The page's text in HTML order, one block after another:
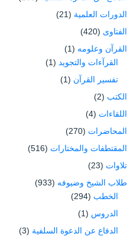
الدورات العلمية (21)
الفتاوى (420)
القرآن وعلومه (1)
القرآءات والتجويد (1)
تفسير القرآن (1)
الكتب (2)
اللقاءات (4)
المحاضرات (270)
المقتطفات والمختارات (516)
تلاوات (23)
طلاب الشيخ وضيوفه (933)
الخطب (294)
الدروس (1)
الدفاع عن الدعوة السلفية (3)